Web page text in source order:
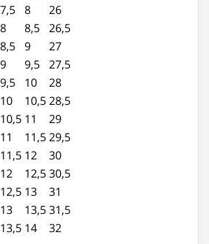
7,5 8
26
8 8,5
26,5
8,5 9
27
9 9,5
27,5
9,5 10
28
10 10,5 28,5
10,5 11
29
11 11,5 29,5
11,5 12
30
12 12,5 30,5
12,5 13
31
13 13,5 31,5
13,5 14 32